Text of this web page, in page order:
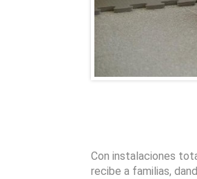
Con instalaciones
recibe a familias,